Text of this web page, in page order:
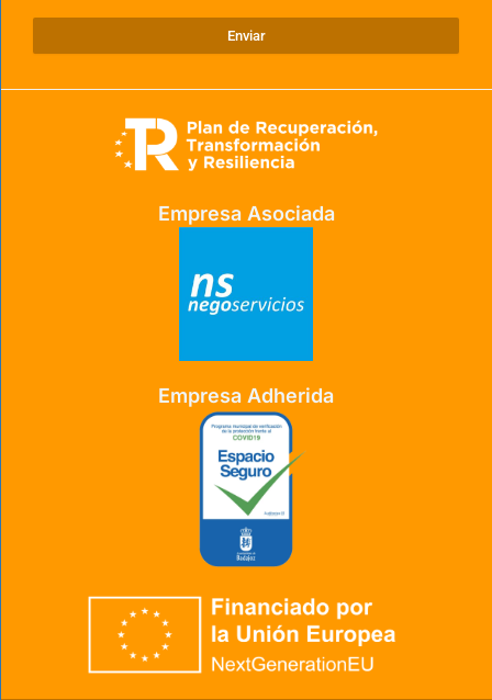
Enviar
Empresa Asociada
Empresa Adherida